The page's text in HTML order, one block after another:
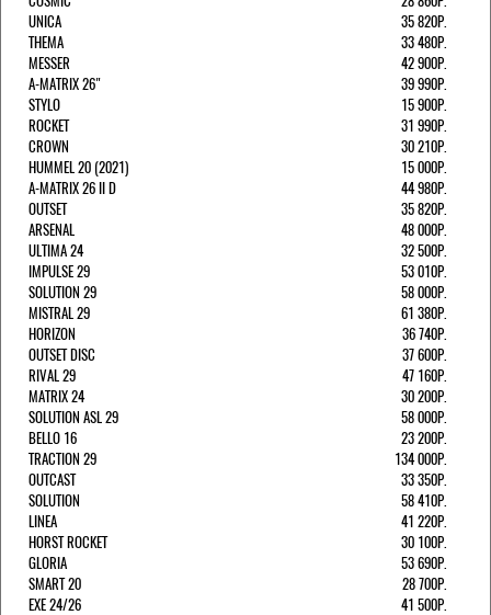
UNICA
35 820Р.
THEMA
33 480Р.
MESSER
42 900Р.
A-MATRIX 26"
39 990Р.
STYLO
15 900Р.
ROCKET
31 990Р.
CROWN
30 210Р.
HUMMEL 20 (2021)
15 000Р.
A-MATRIX 26 II D
44 980Р.
OUTSET
35 820Р.
ARSENAL
48 000Р.
ULTIMA 24
32 500Р.
IMPULSE 29
53 010Р.
SOLUTION 29
58 000Р.
MISTRAL 29
61 380Р.
HORIZON
36 740Р.
OUTSET DISC
37 600Р.
RIVAL 29
47 160Р.
MATRIX 24
30 200Р.
SOLUTION ASL 29
58 000Р.
BELLO 16
23 200Р.
TRACTION 29
134 000Р.
OUTCAST
33 350Р.
SOLUTION
58 410Р.
LINEA
41 220Р.
HORST ROCKET
30 100Р.
GLORIA
53 690Р.
SMART 20
28 700Р.
EXE 24/26
41 500Р.